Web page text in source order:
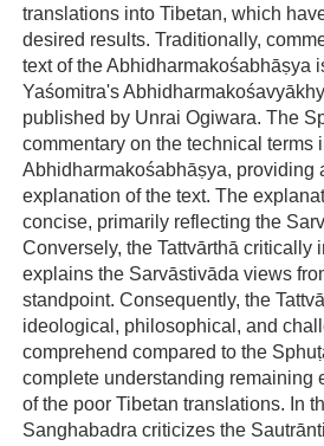
translations into Tibetan, which
desired results. Traditionally,
text of the Abhidharmakośabhāṣya
Yaśomitra's
published by Unrai Ogiwara. The
commentary on the technical terms
Abhidharmakośabhāṣya, providing
explanation of the text. The
concise, primarily reflecting the
Conversely, the Tattvārthā critically
explains the Sarvāstivāda views
standpoint. Consequently, the
ideological, philosophical, and
comprehend compared to the
complete understanding remaining
of the poor Tibetan translations. In
Sanghabadra criticizes the